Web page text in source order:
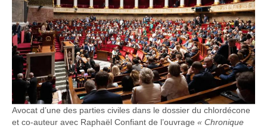
Avocat d’une des parties civiles dans le dossier du chlordécone
et co-auteur avec Raphaël Confiant de l’ouvrage « Chronique